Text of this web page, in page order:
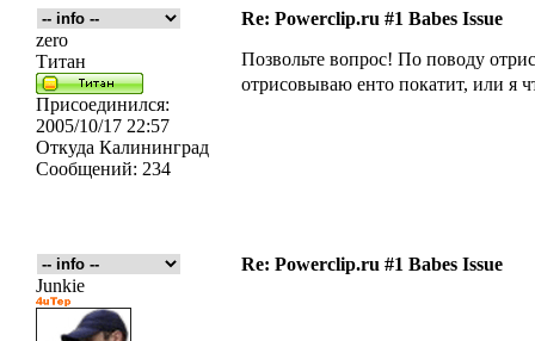
Re: Powerclip.ru #1 Babes Issue
zero
Титан
Присоединился:
2005/10/17 22:57
Откуда Калининград
Сообщений: 234
Позвольте вопрос! По поводу
отрисовываю енто покатит, или я
Re: Powerclip.ru #1 Babes Issue
Junkie